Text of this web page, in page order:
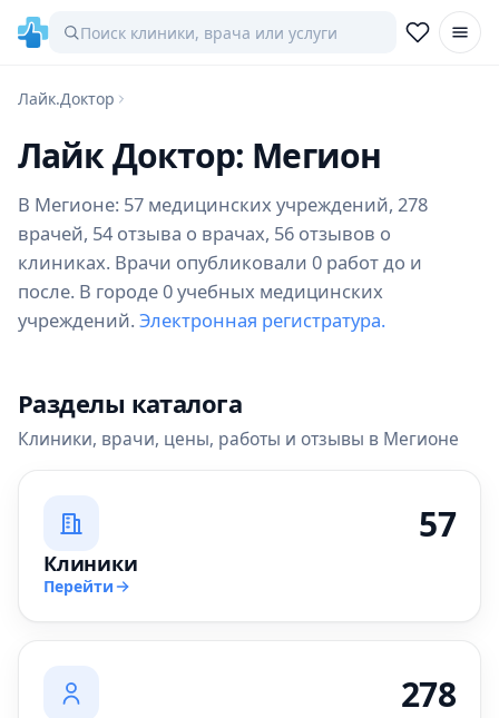
Лайк.Доктор
Лайк Доктор: Мегион
В Мегионе: 57 медицинских учреждений, 278
врачей, 54 отзыва о врачах, 56 отзывов о
клиниках. Врачи опубликовали 0 работ до и
после. В городе 0 учебных медицинских
учреждений. Электронная регистратура.
Разделы каталога
Клиники, врачи, цены, работы и отзывы в Мегионе
57
Клиники
Перейти
278